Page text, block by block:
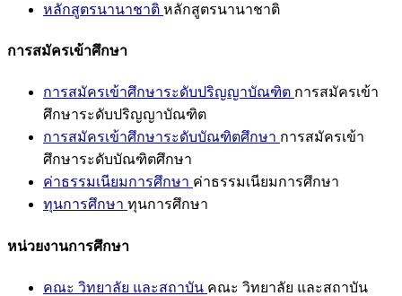
หลักสูตรนานาชาติ หลักสูตรนานาชาติ
การสมัครเข้าศึกษา
การสมัครเข้าศึกษาระดับปริญญาบัณฑิต การสมัครเข้า
ศึกษาระดับปริญญาบัณฑิต
การสมัครเข้าศึกษาระดับบัณฑิตศึกษา การสมัครเข้า
ศึกษาระดับบัณฑิตศึกษา
ค่าธรรมเนียมการศึกษา ค่าธรรมเนียมการศึกษา
ทุนการศึกษา ทุนการศึกษา
หน่วยงานการศึกษา
คณะ วิทยาลัย และสถาบัน คณะ วิทยาลัย และสถาบัน